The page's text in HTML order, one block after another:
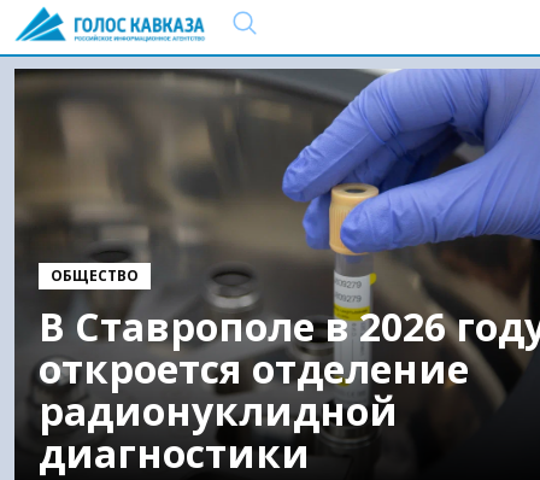
ОБЩЕСТВО
В Ставрополе в 2026
откроется отделение
радионуклидной
диагностики